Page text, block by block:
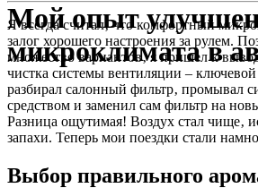
Мой опыт
микроклимата в
Я всегда считал‚ что комфортный
залог хорошего настроения за рулем.
множество вариантов‚ я пришел к
чистка системы вентиляции –
разбирал салонный фильтр‚ промывал
средством и заменил сам фильтр на
Разница ощутимая! Воздух стал чище‚
запахи. Теперь мои поездки стали
Выбор правильного